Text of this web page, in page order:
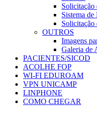
Solicitação
Sistema
OUTROS
Imagens
Galeria de
PACIENTES/SICOD
ACOLHE FOP
WI-FI EDUROAM
VPN UNICAMP
LINPHONE
COMO CHEGAR